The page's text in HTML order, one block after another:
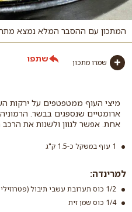
המתכון עם ההסבר המלא נמצא
שמרו מתכון שתפו
מיצי העוף ממטפטפים על ירקות
ארומטיים שנספגים בבשר.
אחת. אפשר לגוון ולשנות את הרכב
1 עוף במשקל כ-1.5 ק"ג
למרינדה:
1/2 כוס תערובת עשבי תיבול (פטרוזיליה, שמיר, בזיליקום וטרגון) קצוצים
1/4 כוס שמן זית